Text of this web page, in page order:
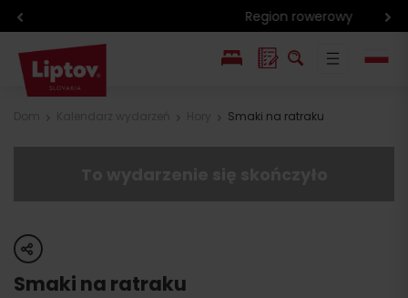
Region rowerowy
Smaki na ratraku
share
Smaki na ratraku